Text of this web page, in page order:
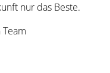
nur das Beste.